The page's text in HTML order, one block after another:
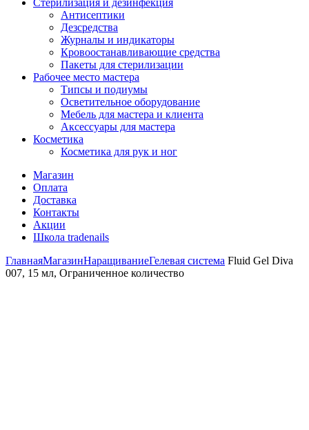
Стерилизация и дезинфекция
Антисептики
Дезсредства
Журналы и индикаторы
Кровоостанавливающие средства
Пакеты для стерилизации
Рабочее место мастера
Типсы и подиумы
Осветительное оборудование
Мебель для мастера и клиента
Аксессуары для мастера
Косметика
Косметика для рук и ног
Магазин
Оплата
Доставка
Контакты
Акции
Школа tradenails
ГлавнаяМагазинНаращиваниеГелевая система Fluid Gel Diva
007, 15 мл, Ограниченное количество